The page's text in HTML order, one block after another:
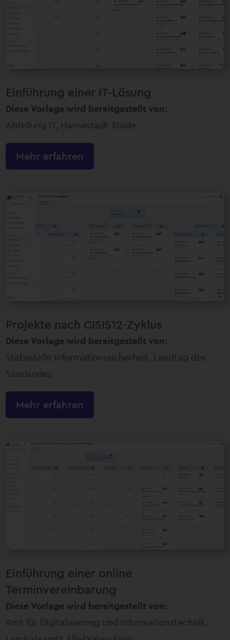
Einführung einer IT-Lösung
Diese Vorlage wird bereitgestellt von:
Abteilung IT, Hansestadt Stade.
Mehr erfahren
Projekte nach CISIS12-Zyklus
Diese Vorlage wird bereitgestellt von:
Stabsstelle Informationssicherheit, Landtag des
Saarlandes
Mehr erfahren
Einführung einer online
Terminvereinbarung
Diese Vorlage wird bereitgestellt von:
Amt für Digitalisierung und Informationstechnik,